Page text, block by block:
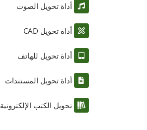
أداة تحويل الصوت
أداة تحويل CAD
أداة تحويل للهاتف
أداة تحويل المستندات
تحويل الكتب الإلكترونية